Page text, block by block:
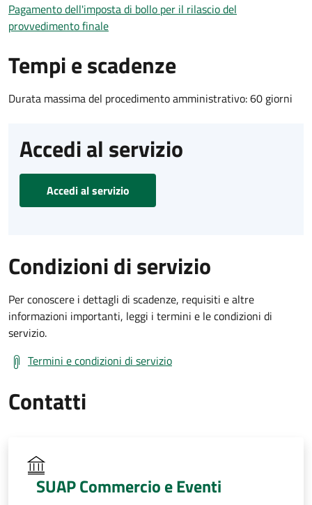
Pagamento dell'imposta di bollo per il rilascio del
provvedimento finale
Tempi e scadenze
Durata massima del procedimento amministrativo: 60 giorni
Accedi al servizio
Accedi al servizio
Condizioni di servizio
Per conoscere i dettagli di scadenze, requisiti e altre
informazioni importanti, leggi i termini e le condizioni di
servizio.
Termini e condizioni di servizio
Contatti
SUAP Commercio e Eventi